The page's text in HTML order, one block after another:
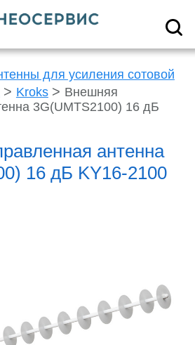
для усиления сотовой
> Kroks > Внешняя
3G(UMTS2100) 16 дБ
антенна
16 дБ KY16-2100